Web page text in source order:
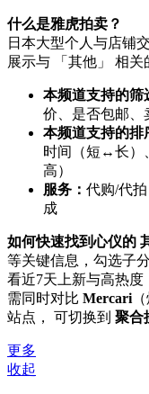
什么是雅虎拍卖？
日本大型个人与店铺
展示与 「其他」 相关
本频道支持的筛
价、是否包邮、
本频道支持的排
时间（短↔长）
高）
服务： 代购/代
成
如何快速找到心仪的
等关键信息，勾选子
看近7天上新与高热
需同时对比 Mercari
站点， 可切换到 聚合
更多
收起